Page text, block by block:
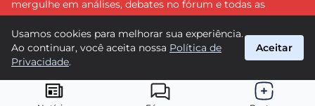
mergulhe em análises, debates no fórum e todas as
detalhe e faça parte dessa comunidade apaixonada pelo
tricolor paulista. #SPFC #SãoPaulo #1Soberano
© 2026 1Soberano. Todos os direitos reservados.
Usamos cookies para melhorar sua experiência.
Ao continuar, você aceita nossa Política de
Privacidade.
Aceitar